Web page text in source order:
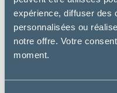
expérience, diffuser des
personnalisées ou
notre offre. Votre
moment.